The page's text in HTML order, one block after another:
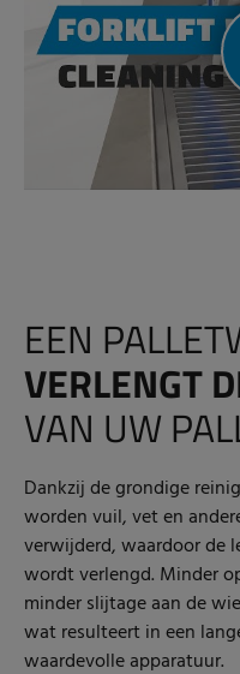
EEN
VERLENGT
VAN UW
Dankzij de grondige
worden vuil, vet en
verwijderd, waardoor de
wordt verlengd. Minder
minder slijtage aan de
wat resulteert in een
waardevolle apparatuur.